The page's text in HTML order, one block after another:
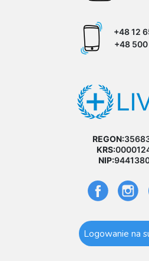
+48 12
+48
REGON:
KRS:
NIP:
Logowanie na